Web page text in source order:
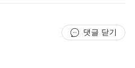
댓글 닫기